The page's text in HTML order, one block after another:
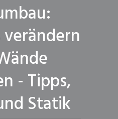
- Tipps,
Statik